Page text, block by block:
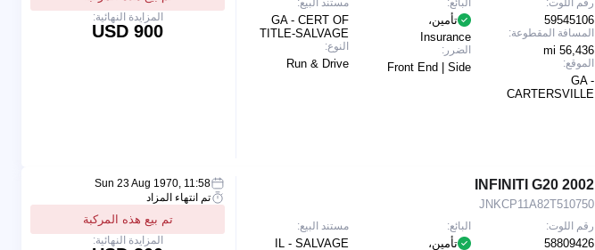
رقم اللوت:
59545106
المسافة المقطوعة:
56,436 mi
الموقع:
GA -
CARTERSVILLE
البائع:
تأمين،
Insurance
الضرر:
Front End | Side
مستند البيع:
GA - CERT OF
TITLE-SALVAGE
النوع:
Run & Drive
المزايدة النهائية:
900 USD
2002 INFINITI G20
JNKCP11A82T510750
رقم اللوت:
58809426
البائع:
تأمين،
مستند البيع:
IL - SALVAGE
Sun 23 Aug 1970, 11:58
تم انتهاء المزاد
تم بيع هذه المركبة
المزايدة النهائية: